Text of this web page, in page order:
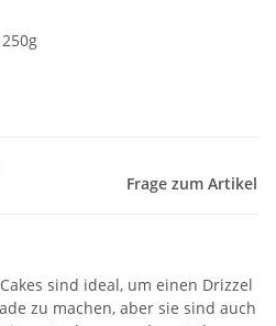
Frage zum Artikel
sind ideal, um einen Drizzel
zu machen, aber sie sind auch